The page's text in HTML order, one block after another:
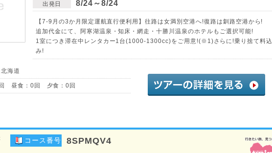
出発日 8/24～8/24
【7-9月の3か月限定運航直行便利用】往路は女満別空港へ!復路は釧路空港から!
追加代金にて、阿寒湖温泉・知床・網走・十勝川温泉のホテルもご選択可能!
1室につき滞在中レンタカー1台(1000-1300cc)をご用意!(※1)さらに!乗り捨て料込
み!
海道
昼食：0回 夕食：0回
コース番号 8SPMQV4